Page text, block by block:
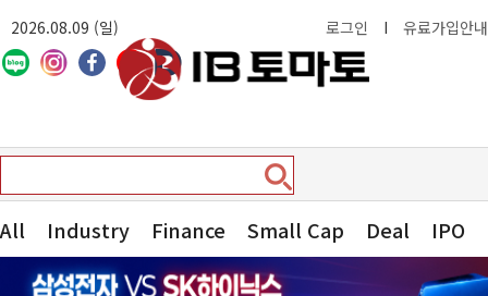
2026.08.09 (일) 로그인 I 유료가입안내
All Industry Finance Small Cap Deal IPO